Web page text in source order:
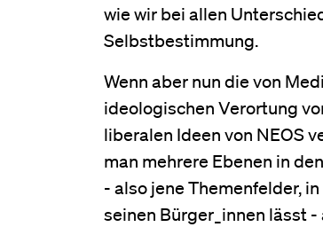
wie wir bei allen
Selbstbestimmung.
Wenn aber nun die von
ideologischen Verortung
liberalen Ideen von NEOS
man mehrere Ebenen in
- also jene Themenfelder,
seinen Bürger_innen lässt